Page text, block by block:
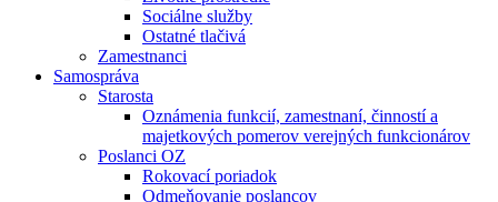
Sociálne služby
Ostatné tlačivá
Zamestnanci
Samospráva
Starosta
Oznámenia funkcií, zamestnaní, činností a
majetkových pomerov verejných funkcionárov
Poslanci OZ
Rokovací poriadok
Odmeňovanie poslancov